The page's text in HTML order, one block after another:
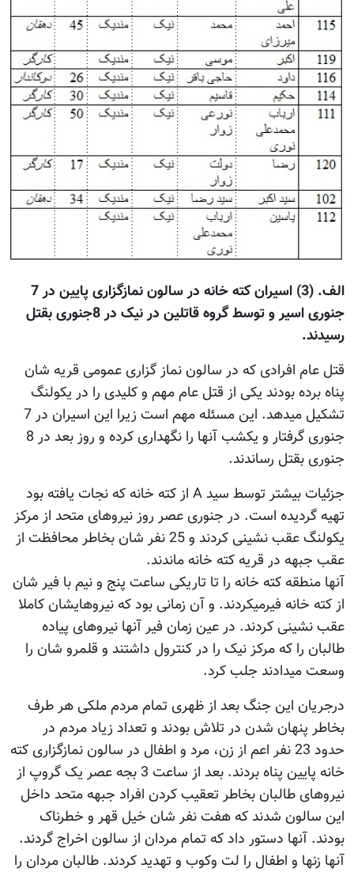
الف. (3) اسیران کته خانه در سالون نمازگزاری پایین در 7
جنوری اسیر و توسط گروه قاتلین در نیک در 8جنوری بقتل
رسیدند.
قتل عام افرادی که در سالون نماز گزاری عمومی قریه شان
پناه برده بودند یکی از قتل عام مهم و کلیدی را در یکولنگ
تشکیل میدهد. این مسئله مهم است زیرا این اسیران در 7
جنوری گرفتار و یکشب آنها را نگهداری کرده و روز بعد در 8
جنوری بقتل رساندند.
جزئیات بیشتر توسط سید A از کته خانه که نجات یافته بود
تهیه گردیده است. در جنوری عصر روز نیروهای متحد از مرکز
یکولنگ عقب نشینی کردند و 25 نفر شان بخاطر محافظت از
عقب جبهه در قریه کته خانه ماندند.
آنها منطقه کته خانه را تا تاریکی ساعت پنج و نیم با فیر شان
از کته خانه فیرمیکردند. و آن زمانی بود که نیروهایشان کاملا
عقب نشینی کردند. در عین زمان فیر آنها نیروهای پیاده
طالبان را که مرکز نیک را در کنترول داشتند و قلمرو شان را
وسعت میدادند جلب کرد.
درجریان این جنگ بعد از ظهری تمام مردم ملکی هر طرف
بخاطر پنهان شدن در تلاش بودند و تعداد زیاد مردم در
حدود 23 نفر اعم از زن، مرد و اطفال در سالون نمازگزاری کته
خانه پایین پناه بردند. بعد از ساعت 3 بجه عصر یک گروپ از
نیروهای طالبان بخاطر تعقیب کردن افراد جبهه متحد داخل
این سالون شدند که هفت نفر شان خیل قهر و خطرناک
بودند. آنها دستور داد که تمام مردان از سالون اخراج گردند.
آنها زنها و اطفال را لت وکوب و تهدید کردند. طالبان مردان را